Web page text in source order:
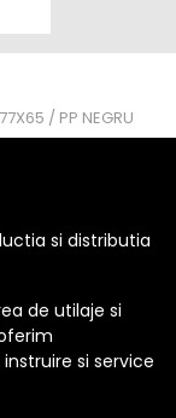
/ PP NEGRU
si distributia
de utilaje si
si service